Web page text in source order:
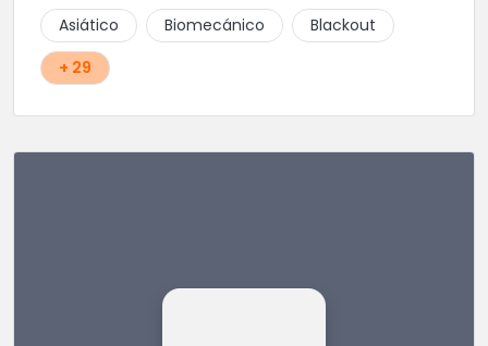
Asiático
Biomecánico
Blackout
+ 29